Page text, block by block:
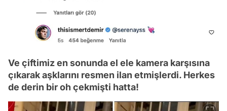
Ve çiftimiz en sonunda el ele kamera karşısına
çıkarak aşklarını resmen ilan etmişlerdi. Herkes
de derin bir oh çekmişti hatta!